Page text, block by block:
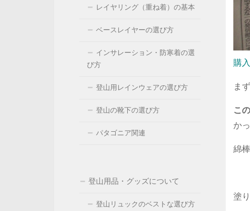
購
ま
こ
か
綿
塗
レイヤリング（重ね着）の基本
ベースレイヤーの選び方
インサレーション・防寒着の選
び方
登山用レインウェアの選び方
登山の靴下の選び方
パタゴニア関連
登山用品・グッズについて
登山リュックのベストな選び方